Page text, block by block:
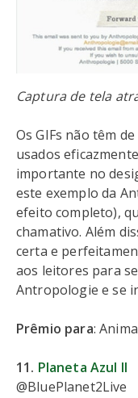
Captura de tela
Os GIFs não têm
usados
importante no
este exemplo da
efeito completo),
chamativo. Além
certa e
aos leitores para
Antropologie e se
Prêmio para:
11. Planeta Azul II
@BluePlanet2Live